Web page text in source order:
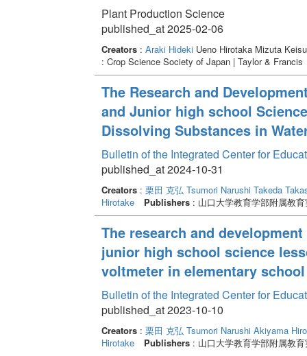
Plant Production Science
published_at 2025-02-06
Creators: Araki HidekiUeno Hirotaka Mizuta
: Crop Science Society of Japan | Taylor & Francis
The Research and
and Junior high school
Dissolving Substances in
Bulletin of the Integrated Center for
published_at 2024-10-31
Creators: 栗田 克弘 Tsumori Narushi Takeda
Hirotake
Publishers: 山口大学教育学部附属教
The research and
junior high school science
voltmeter in elementary school
Bulletin of the Integrated Center for
published_at 2023-10-10
Creators: 栗田 克弘 Tsumori Narushi Akiyama
Hirotake
Publishers: 山口大学教育学部附属教